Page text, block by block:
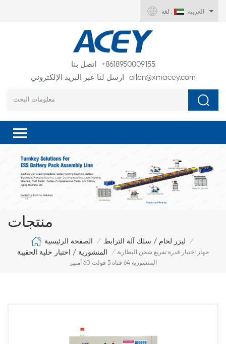
لغة : العربية
اتصل بنا
+8618950009155
ارسل لنا عبر البريد الإلكتروني
allen@xmacey.com
منتجات
الصفحة الرئيسية / ليزر لحام / سلك آلة الترابط /
المنشورية / اختبار خلية الحقيبة / جهاز اختبار قدرة تفريغ شحن البطارية
المنشورية 64 قناة 5 فولت 60 أمبير